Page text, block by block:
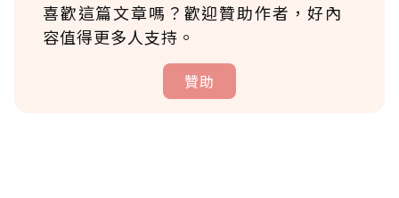
喜歡這篇文章嗎？歡迎贊助作者，好內
容值得更多人支持。
贊助